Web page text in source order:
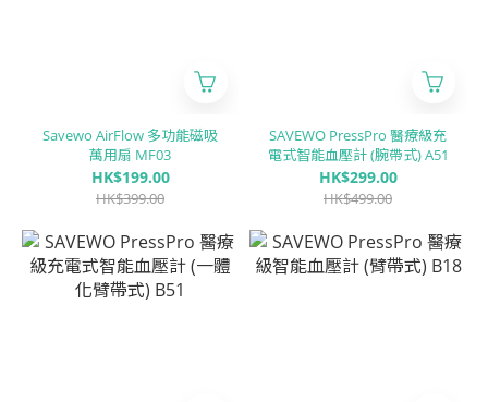
Savewo AirFlow 多功能磁吸
萬用扇 MF03
HK$199.00
HK$399.00
SAVEWO PressPro 醫療級充
電式智能血壓計 (腕帶式) A51
HK$299.00
HK$499.00